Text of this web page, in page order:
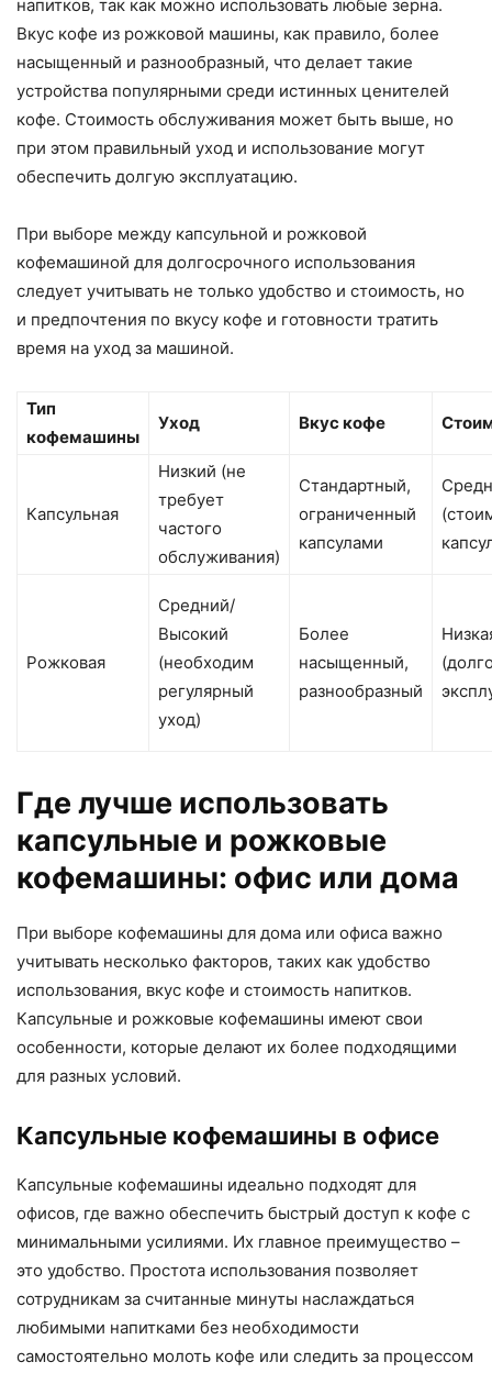
напитков, так как можно использовать любые зерна.
Вкус кофе из рожковой машины, как правило, более
насыщенный и разнообразный, что делает такие
устройства популярными среди истинных ценителей
кофе. Стоимость обслуживания может быть выше, но
при этом правильный уход и использование могут
обеспечить долгую эксплуатацию.
При выборе между капсульной и рожковой
кофемашиной для долгосрочного использования
следует учитывать не только удобство и стоимость, но
и предпочтения по вкусу кофе и готовности тратить
время на уход за машиной.
Тип
кофемашины
Уход Вкус кофе
Капсульная
Низкий (не
требует
частого
обслуживания)
Стандартный,
ограниченный
капсулами
Рожковая
Средний/
Высокий
(необходим
регулярный
уход)
Более
насыщенный,
разнообразный
Где лучше использовать
капсульные и рожковые
кофемашины: офис или дома
При выборе кофемашины для дома или офиса важно
учитывать несколько факторов, таких как удобство
использования, вкус кофе и стоимость напитков.
Капсульные и рожковые кофемашины имеют свои
особенности, которые делают их более подходящими
для разных условий.
Капсульные кофемашины в офисе
Капсульные кофемашины идеально подходят для
офисов, где важно обеспечить быстрый доступ к кофе с
минимальными усилиями. Их главное преимущество –
это удобство. Простота использования позволяет
сотрудникам за считанные минуты наслаждаться
любимыми напитками без необходимости
самостоятельно молоть кофе или следить за процессом